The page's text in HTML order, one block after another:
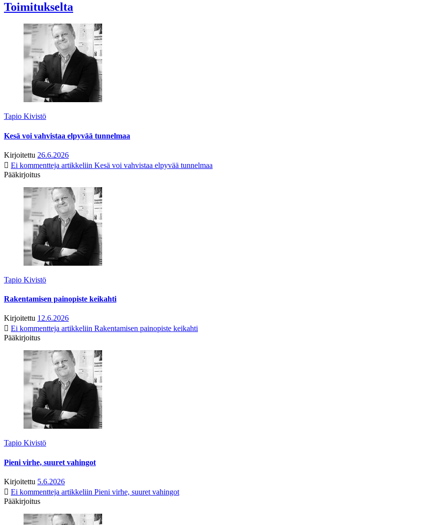
Toimitukselta
Tapio Kivistö
Kesä voi vahvistaa elpyvää tunnelmaa
Kirjoitettu 26.6.2026
Ei kommentteja artikkeliin Kesä voi vahvistaa elpyvää tunnelmaa
Pääkirjoitus
Tapio Kivistö
Rakentamisen painopiste keikahti
Kirjoitettu 12.6.2026
Ei kommentteja artikkeliin Rakentamisen painopiste keikahti
Pääkirjoitus
Tapio Kivistö
Pieni virhe, suuret vahingot
Kirjoitettu 5.6.2026
Ei kommentteja artikkeliin Pieni virhe, suuret vahingot
Pääkirjoitus